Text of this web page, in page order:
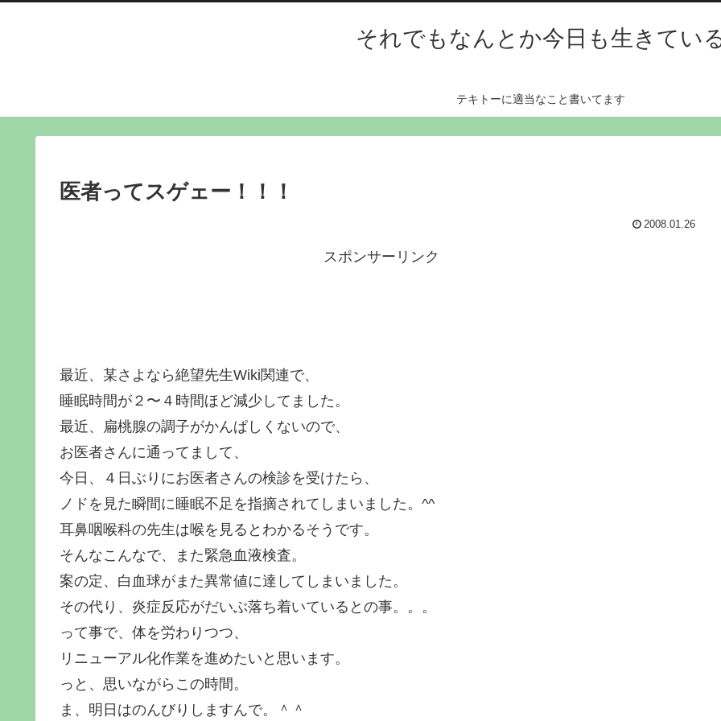
それでもなんとか今日も生きてい
テキトーに適当なこと書いてます
医者ってスゲェー！！！
2008.01.26
スポンサーリンク
最近、某さよなら絶望先生Wiki関連で、
睡眠時間が２〜４時間ほど減少してました。
最近、扁桃腺の調子がかんぱしくないので、
お医者さんに通ってまして、
今日、４日ぶりにお医者さんの検診を受けたら、
ノドを見た瞬間に睡眠不足を指摘されてしまいました。^^ゞ
耳鼻咽喉科の先生は喉を見るとわかるそうです。
そんなこんなで、また緊急血液検査。
案の定、白血球がまた異常値に達してしまいました。
その代り、炎症反応がだいぶ落ち着いているとの事。。。
って事で、体を労わりつつ、
リニューアル化作業を進めたいと思います。
っと、思いながらこの時間。
ま、明日はのんびりしますんで。＾＾